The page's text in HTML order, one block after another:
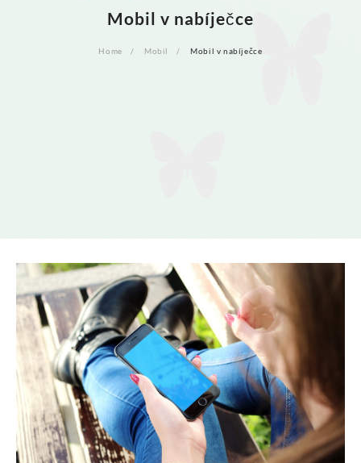
Mobil v nabíječce
Home Mobil Mobil v nabíječce